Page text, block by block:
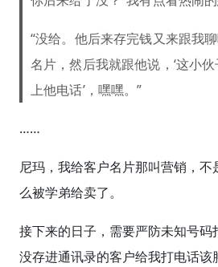
“没给。他后来存完钱又来跟我
名片，然后我就跟他说，‘这小
上他电话’，嘿嘿。”
……
尼玛，我给客户名片那叫营销，
么被学弟给卖了。
接下来的日子，需要严防未知号
没存进通讯录的客户给我打电话该